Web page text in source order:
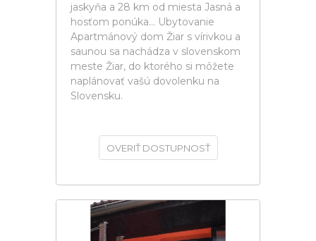
jaskyňa a 28 km od miesta Jasná a
hosťom ponúka... Ubytovanie
Apartmánový dom Žiar s vírivkou a
saunou sa nachádza v slovenskom
meste Žiar, do ktorého si môžete
naplánovať vašú dovolenku na
Slovensku.
OVERIŤ DOSTUPNOSŤ